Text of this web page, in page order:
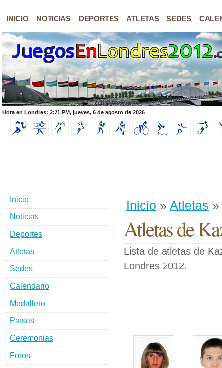
INICIO NOTICIAS DEPORTES ATLETAS SEDES
Hora en Londres: 2:21 PM, jueves, 6 de agosto de 2026
Inicio » Atletas »
Atletas de
Lista de atletas de
Londres 2012.
Inicio
Noticias
Deportes
Atletas
Sedes
Calendario
Medallero
Países
Ceremonias
Foros